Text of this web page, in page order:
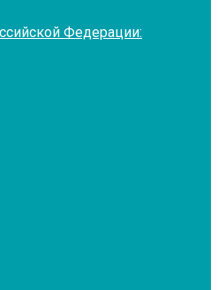
Федерации: